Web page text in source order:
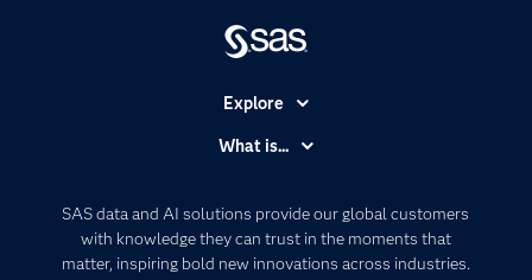
SAS data and AI solutions provide our global customers
with knowledge they can trust in the moments that
matter, inspiring bold new innovations across industries.
Explore
Communities
Company
What is...
Artificial Intelligence
Data Management